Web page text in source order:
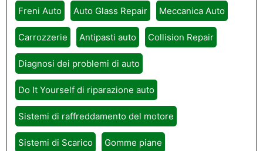
Freni Auto Auto Glass Repair Meccanica Auto
Carrozzerie Antipasti auto Collision Repair
Diagnosi dei problemi di auto
Do It Yourself di riparazione auto
Sistemi di raffreddamento del motore
Sistemi di Scarico Gomme piane